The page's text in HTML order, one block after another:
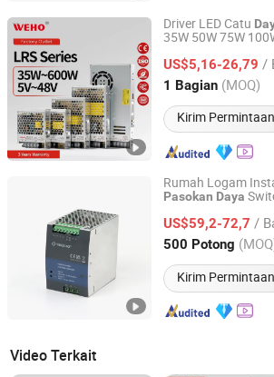
Driver LED Catu
35W 50W 75W
DCIndustriCCTV
Switching
US$5,16-26,79 /
1 Bagian (MOQ)
Kirim Permintaan
Zhejiang Weihao Electronic Co., Ltd.
Zhejiang, China Harga
Rumah Logam
Pasokan Daya
US$59,2-72,7 /
500 Potong
Kirim Permintaan
Ninghai Yingjiao Electrical Co., Ltd.
Zhejiang, China Harga
Video Terkait